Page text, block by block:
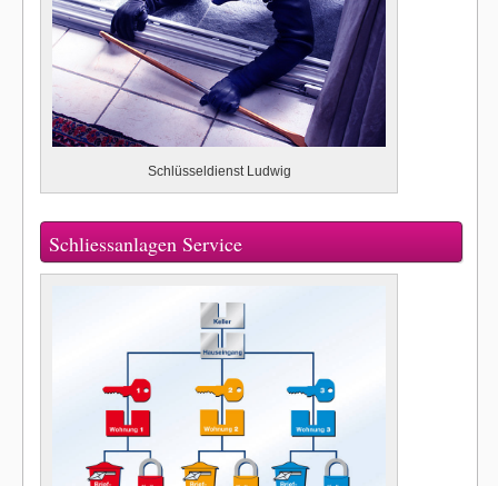
Schlüsseldienst Ludwig
Schliessanlagen Service